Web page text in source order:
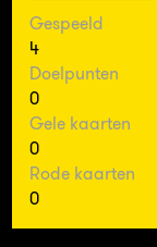
Gespeeld
4
Doelpunten
0
Gele kaarten
0
Rode kaarten
0